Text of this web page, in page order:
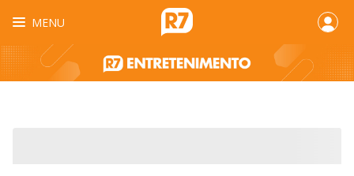
MENU